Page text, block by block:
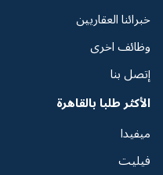
خبرائنا العقاريين
وظائف اخرى
إتصل بنا
الأكثر طلبا بالقاهرة
ميفيدا
فيليت